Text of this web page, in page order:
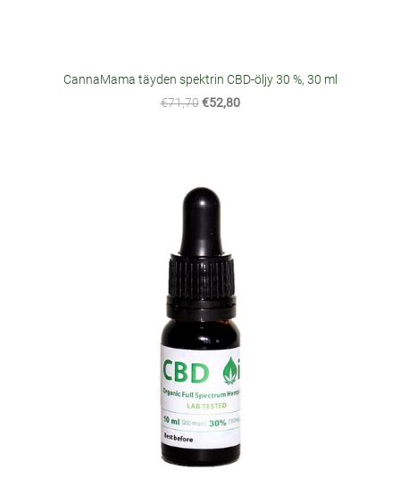
CannaMama täyden spektrin CBD-öljy 30 %, 30 ml
€71,70 €52,80